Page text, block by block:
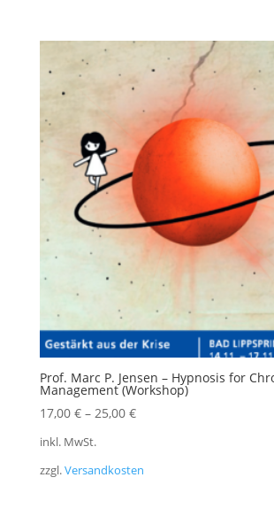
Prof. Marc P. Jensen – Hypnosis for
Management (Workshop)
17,00 €– 25,00 €
inkl. MwSt.
zzgl.Versandkosten